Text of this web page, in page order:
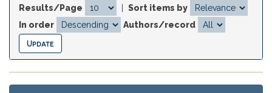
Results/Page
Sort items by
In order
Authors/record